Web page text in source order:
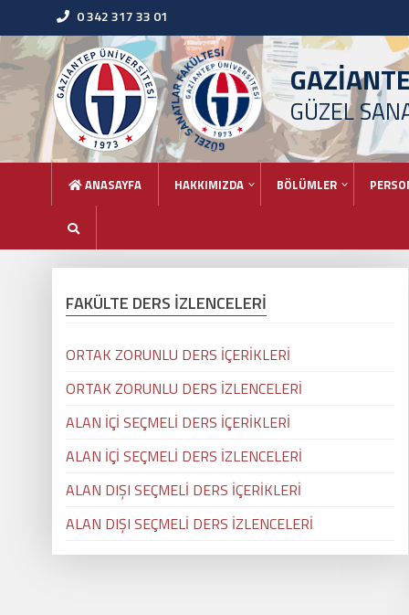
0 342 317 33 01
GÜZEL
ANASAYFA HAKKIMIZDA BÖLÜMLER
FAKÜLTE DERS İZLENCELERİ
ORTAK ZORUNLU DERS İÇERİKLERİ
ORTAK ZORUNLU DERS İZLENCELERİ
ALAN İÇİ SEÇMELİ DERS İÇERİKLERİ
ALAN İÇİ SEÇMELİ DERS İZLENCELERİ
ALAN DIŞI SEÇMELİ DERS İÇERİKLERİ
ALAN DIŞI SEÇMELİ DERS İZLENCELERİ